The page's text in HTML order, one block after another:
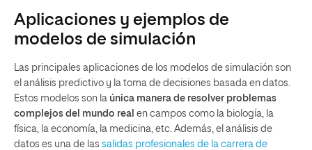
Aplicaciones y ejemplos de
modelos de simulación
Las principales aplicaciones de los modelos de simulación son
el análisis predictivo y la toma de decisiones basada en datos.
Estos modelos son la única manera de resolver problemas
complejos del mundo real en campos como la biología, la
física, la economía, la medicina, etc. Además, el análisis de
datos es una de las salidas profesionales de la carrera de